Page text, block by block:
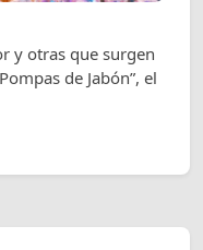
y otras que surgen
de Jabón”, el